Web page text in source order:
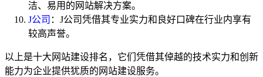
洁、易用的网站解决方案。
J公司 ：J公司凭借其专业实力和良好口碑在行业内享有
较高声誉。
以上是十大网站建设排名，它们凭借其倬越的技术实力和创新
能力为企业提供犹质的网站建设服务。